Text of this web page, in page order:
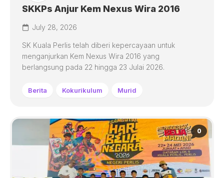
SKKPs Anjur Kem Nexus Wira 2016
July 28, 2026
SK Kuala Perlis telah diberi kepercayaan untuk
menganjurkan Kem Nexus Wira 2016 yang
berlangsung pada 22 hingga 23 Julai 2026.
Berita Kokurikulum Murid
0